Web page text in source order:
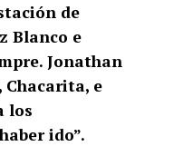
de
Blanco e
Jonathan
Chacarita, e
los
ido”.